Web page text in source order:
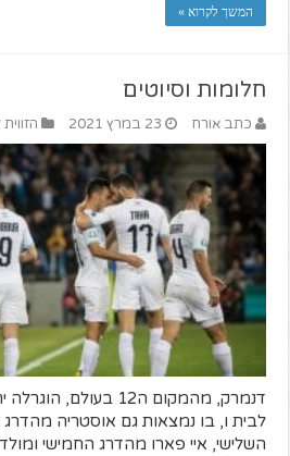
המשך לקרוא »
חלומות וסיוטים
כתב אורח 23 במרץ 2021
דנמרק, מהמקום ה12
לבית ו, בו נמצאות גם אוסטריה
השלישי, איי פארו מהדרג החמישי